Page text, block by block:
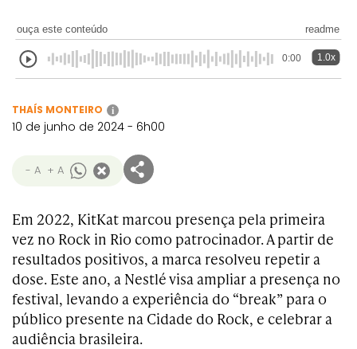
ouça este conteúdo readme
0:00 1.0x
THAÍS MONTEIRO i
10 de junho de 2024 - 6h00
- A + A
Em 2022, KitKat marcou presença pela primeira
vez no Rock in Rio como patrocinador. A partir de
resultados positivos, a marca resolveu repetir a
dose. Este ano, a Nestlé visa ampliar a presença no
festival, levando a experiência do “break” para o
público presente na Cidade do Rock, e celebrar a
audiência brasileira.